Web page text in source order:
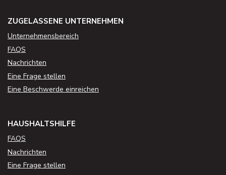
ZUGELASSENE UNTERNEHMEN
Unternehmensbereich
FAQS
Nachrichten
Eine Frage stellen
Eine Beschwerde einreichen
HAUSHALTSHILFE
FAQS
Nachrichten
Eine Frage stellen